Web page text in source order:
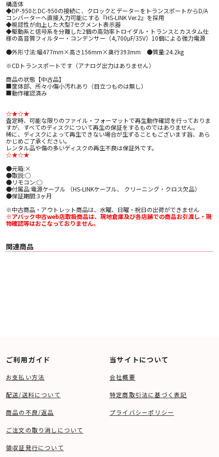
構造体
◆DP-950とDC-950の接続に、クロックとデーターをトランスポートからD/A
コンバーターへ直接入力可能にする『HS-LINK Ver.2』を採用
◆視認性が向上した大型7セグメント表示器
◆駆動系と信号系を分離した2個の高効率トロイダル・トランスとカスタム仕
様の高音質フィルター・コンデンサー（4,700μF/35V）10個による強力電源
●外形寸法:幅477mm×高さ156mm×奥行393mm ●質量:24.2kg
※CDトランスポートです（アナログ出力はありません）
商品の状態【中古品】
■筐体部、所々小傷小汚れあり（目立つものは無し）
■動作確認済み
☆★☆★
査定時、可能な限りのファイル・フォーマットで再生動作確認を行っておりま
すが、すべてのディスクについて再生の保証をするものではありません。
稀に、ディスクによって再生できない場合が生ずることもございます旨、あら
かじめご了承ください。
レンタル品や傷の多いディスクの再生不良は保証外です。
☆★☆★
●元箱:×
●取説:○
●リモコン:○
●付属品:電源ケーブル （HS-LINKケーブル、 クリーニング・クロス欠品）
●保証期間:3ヶ月
※中古商品・アウトレット商品は、水曜、日曜・祝日の出荷ができません
※アバック中古web店取扱商品は、現地倉庫及び各店舗での商品お引渡し・現
物確認等はおこなっておりません。
関連商品
ご利用ガイド
お支払い方法
配送/送料について
商品の不良/返品
ご注文の取り消しについて
領収証発行について
当サイトについて
会社概要
特定商取引法に基づく表記
プライバシーポリシー